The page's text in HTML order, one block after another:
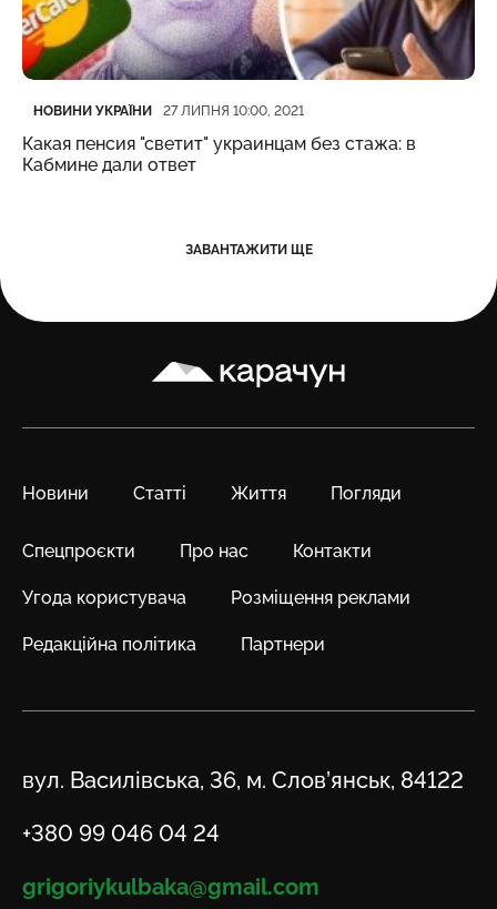
Категорія
НОВИНИ УКРАЇНИ
Дата публікації 27 ЛИПНЯ 10:00, 2021
Какая пенсия "светит" украинцам без стажа: в
Кабмине дали ответ
ЗАВАНТАЖИТИ ЩЕ
Карачун
Новини Статті Життя Погляди
Спецпроєкти Про нас Контакти
Угода користувача Розміщення реклами
Редакційна політика Партнери
Адреса
вул. Василівська, 36, м. Слов’янськ, 84122
Телефон
+380 99 046 04 24
Email
grigoriykulbaka@gmail.com